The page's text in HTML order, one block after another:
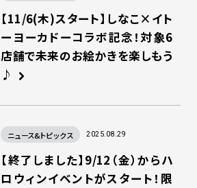
【11/6(木)スタート】しなこ×イト
ーヨーカドーコラボ記念！対象6
店舗で未来のお絵かきを楽しもう
♪
ニュース&トピックス 2025.08.29
【終了しました】9/12（金）からハ
ロウィンイベントがスタート！限